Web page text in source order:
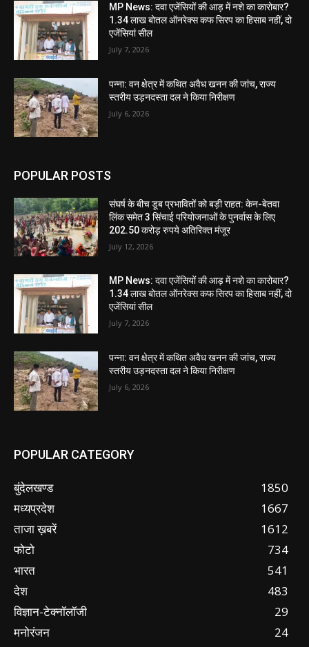
MP News: दवा एजेंसियों की आड़ में नशे का कारोबार?
1.34 लाख बोतल ऑनरेक्स कफ सिरप का हिसाब नहीं, दो
एजेंसियां सील
July 7, 2026
पन्ना: वन क्षेत्र में कथित अवैध खनन की जांच, राज्य
स्तरीय उड़नदस्ता दल ने किया निरीक्षण
July 6, 2026
POPULAR POSTS
संघर्ष के बीच डूब प्रभावितों को बड़ी राहत: केन-बेतवा
लिंक समेत 3 सिंचाई परियोजनाओं के पुनर्वास के लिए
202.50 करोड़ रुपये अतिरिक्त मंजूर
July 12, 2026
MP News: दवा एजेंसियों की आड़ में नशे का कारोबार?
1.34 लाख बोतल ऑनरेक्स कफ सिरप का हिसाब नहीं, दो
एजेंसियां सील
July 7, 2026
पन्ना: वन क्षेत्र में कथित अवैध खनन की जांच, राज्य
स्तरीय उड़नदस्ता दल ने किया निरीक्षण
July 6, 2026
POPULAR CATEGORY
बुंदेलखण्ड
1850
मध्यप्रदेश
1667
ताजा ख़बरें
1612
फोटो
734
भारत
541
देश
483
विज्ञान-टेक्नॉलॉजी
29
मनोरंजन
24